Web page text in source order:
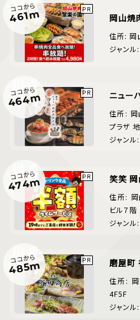
ココから
461m 岡山焼
住所: 岡
ジャンル
ココから
464m ニュー
住所:
プラザ
ジャン
ココから
474m 笑笑
住所:
ビル７階
ジャン
ココから
485m 磨屋町
住所:
4F5F
ジャン